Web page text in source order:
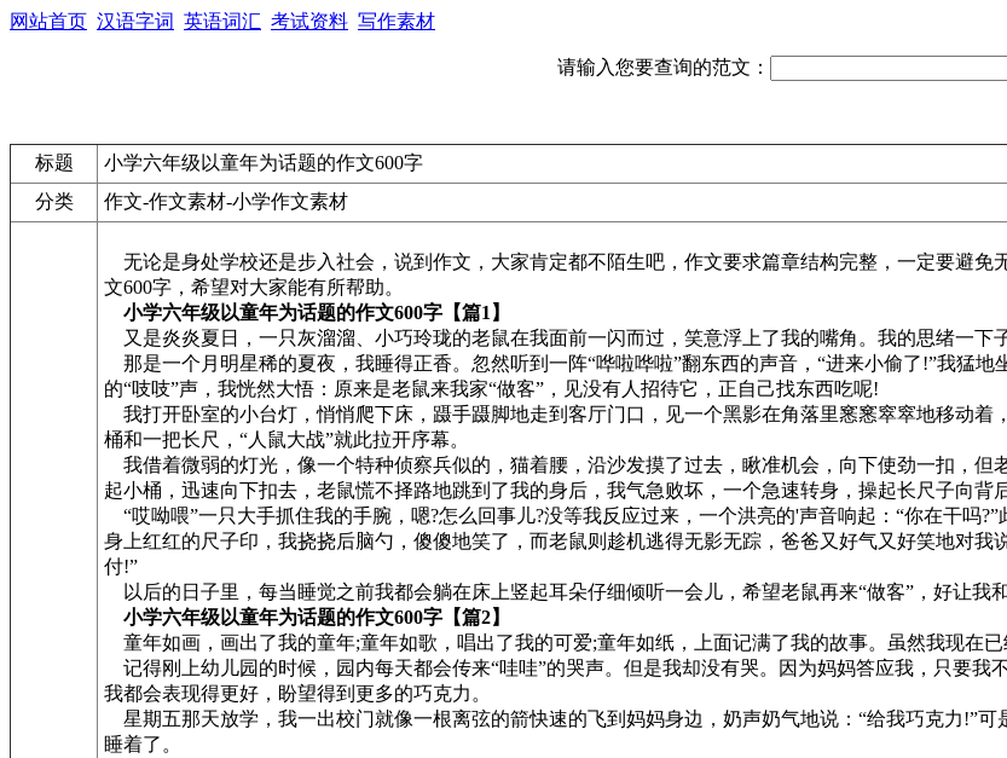
网站首页 汉语字词 英语词汇 考试资料 写作素材
请输入您要查询的范文：
标题
小学六年级以童年为话题的作文600字
分类
作文-作文素材-小学作文素材
无论是身处学校还是步入社会，说到作文，大家肯定都不陌生吧，作文要求篇章结构完整，一定要避
文600字，希望对大家能有所帮助。
小学六年级以童年为话题的作文600字【篇1】
又是炎炎夏日，一只灰溜溜、小巧玲珑的老鼠在我面前一闪而过，笑意浮上了我的嘴角。我的思绪一下
那是一个月明星稀的夏夜，我睡得正香。忽然听到一阵“哗啦哗啦”翻东西的声音，“进来小偷了!”我猛
的“吱吱”声，我恍然大悟：原来是老鼠来我家“做客”，见没有人招待它，正自己找东西吃呢!
我打开卧室的小台灯，悄悄爬下床，蹑手蹑脚地走到客厅门口，见一个黑影在角落里窸窸窣窣地移动
桶和一把长尺，“人鼠大战”就此拉开序幕。
我借着微弱的灯光，像一个特种侦察兵似的，猫着腰，沿沙发摸了过去，瞅准机会，向下使劲一扣，
起小桶，迅速向下扣去，老鼠慌不择路地跳到了我的身后，我气急败坏，一个急速转身，操起长尺子向背
“哎呦喂”一只大手抓住我的手腕，嗯?怎么回事儿?没等我反应过来，一个洪亮的'声音响起：“你在干
身上红红的尺子印，我挠挠后脑勺，傻傻地笑了，而老鼠则趁机逃得无影无踪，爸爸又好气又好笑地对
付!”
以后的日子里，每当睡觉之前我都会躺在床上竖起耳朵仔细倾听一会儿，希望老鼠再来“做客”，好让
小学六年级以童年为话题的作文600字【篇2】
童年如画，画出了我的童年;童年如歌，唱出了我的可爱;童年如纸，上面记满了我的故事。虽然我现在已
记得刚上幼儿园的时候，园内每天都会传来“哇哇”的哭声。但是我却没有哭。因为妈妈答应我，只要我
我都会表现得更好，盼望得到更多的巧克力。
星期五那天放学，我一出校门就像一根离弦的箭快速的飞到妈妈身边，奶声奶气地说：“给我巧克力!”
睡着了。